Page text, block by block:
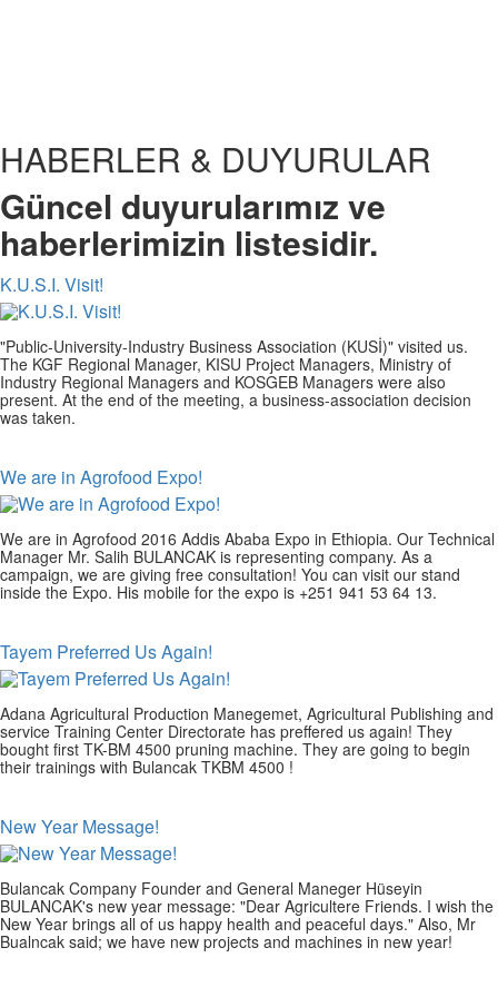
HABERLER & DUYURULAR
Güncel duyurularımız ve
haberlerimizin listesidir.
K.U.S.I. Visit!
"Public-University-Industry Business Association (KUSİ)" visited us.
The KGF Regional Manager, KISU Project Managers, Ministry of
Industry Regional Managers and KOSGEB Managers were also
present. At the end of the meeting, a business-association decision
was taken.
We are in Agrofood Expo!
We are in Agrofood 2016 Addis Ababa Expo in Ethiopia. Our Technical
Manager Mr. Salih BULANCAK is representing company. As a
campaign, we are giving free consultation! You can visit our stand
inside the Expo. His mobile for the expo is +251 941 53 64 13.
Tayem Preferred Us Again!
Adana Agricultural Production Manegemet, Agricultural Publishing and
service Training Center Directorate has preffered us again! They
bought first TK-BM 4500 pruning machine. They are going to begin
their trainings with Bulancak TKBM 4500 !
New Year Message!
Bulancak Company Founder and General Maneger Hüseyin
BULANCAK's new year message: "Dear Agricultere Friends. I wish the
New Year brings all of us happy health and peaceful days." Also, Mr
Bualncak said; we have new projects and machines in new year!